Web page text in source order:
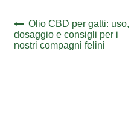
Navigazione
articoli
Previous
post:
Olio CBD per gatti: uso,
dosaggio e consigli per i
nostri compagni felini